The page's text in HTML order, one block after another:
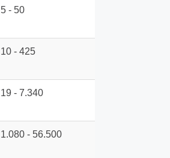
5 - 50
10 - 425
19 - 7.340
1.080 - 56.500